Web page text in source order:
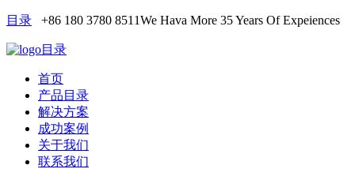
目录 +86 180 3780 8511We Hava More 35 Years Of Expeiences
目录
首页
产品目录
解决方案
成功案例
关于我们
联系我们